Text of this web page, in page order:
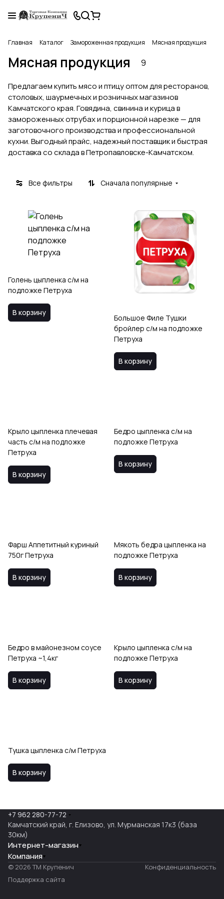
Главная Каталог Замороженная продукция Мясная продукция
Мясная продукция 9
Предлагаем купить мясо и птицу оптом для ресторанов,
столовых, шаурмечных и розничных магазинов
Камчатского края. Говядина, свинина и курица в
замороженных отрубах и порционной нарезке — для
заготовочного производства и профессиональной
кухни. Выгодный прайс, надежный поставщик и быстрая
доставка со склада в Петропавловске-Камчатском.
Все фильтры Сначала популярные
Голень цыпленка с/м на
подложке Петруха
В корзину
Большое Филе Тушки
бройлер с/м на подложке
Петруха
В корзину
Крыло цыпленка плечевая
часть с/м на подложке
Петруха
В корзину
Бедро цыпленка с/м на
подложке Петруха
В корзину
Фарш Аппетитный куриный
750г Петруха
В корзину
Мякоть бедра цыпленка на
подложке Петруха
В корзину
Бедро в майонезном соусе
Петруха ~1,4кг
В корзину
Крыло цыпленка с/м на
подложке Петруха
В корзину
Тушка цыпленка с/м Петруха
В корзину
+7 962 280-77-72
Камчатский край, г. Елизово, ул. Мурманская 17к3 (база
30км)
Интернет-магазин
Компания
© 2026 ТМ Крупенич
Конфиденциальность
Поддержка сайта